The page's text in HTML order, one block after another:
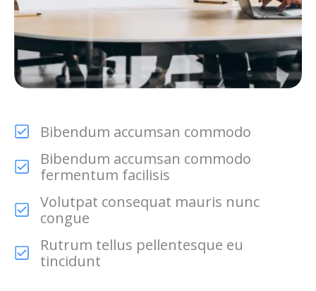
Bibendum accumsan commodo
Bibendum accumsan commodo
fermentum facilisis
Volutpat consequat mauris nunc
congue
Rutrum tellus pellentesque eu
tincidunt